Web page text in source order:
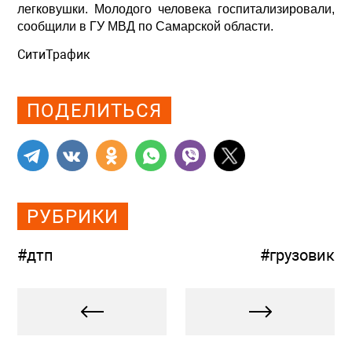
легковушки. Молодого человека госпитализировали,
сообщили в ГУ МВД по Самарской области.
СитиТрафик
ПОДЕЛИТЬСЯ
РУБРИКИ
#дтп #грузовик